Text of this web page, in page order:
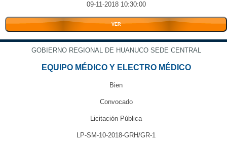
09-11-2018 10:30:00
VER
GOBIERNO REGIONAL DE HUANUCO SEDE CENTRAL
EQUIPO MÉDICO Y ELECTRO MÉDICO
Bien
Convocado
Licitación Pública
LP-SM-10-2018-GRH/GR-1